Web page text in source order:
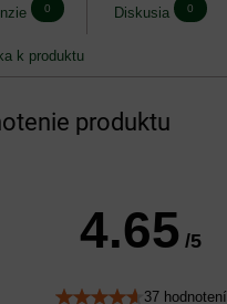
0 Diskusia 0
k produktu
produktu
4.65 /5
37 hodnotení